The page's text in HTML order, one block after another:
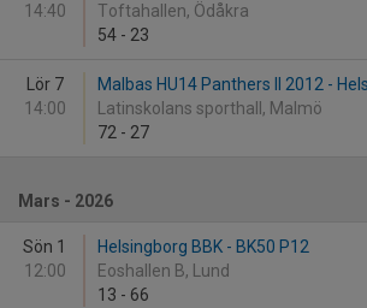
14:40
Toftahallen, Ödåkra
54 - 23
Lör 7
14:00
Malbas HU14 Panthers II 2012 -
Latinskolans sporthall, Malmö
72 - 27
Mars - 2026
Sön 1
12:00
Helsingborg BBK - BK50 P12
Eoshallen B, Lund
13 - 66